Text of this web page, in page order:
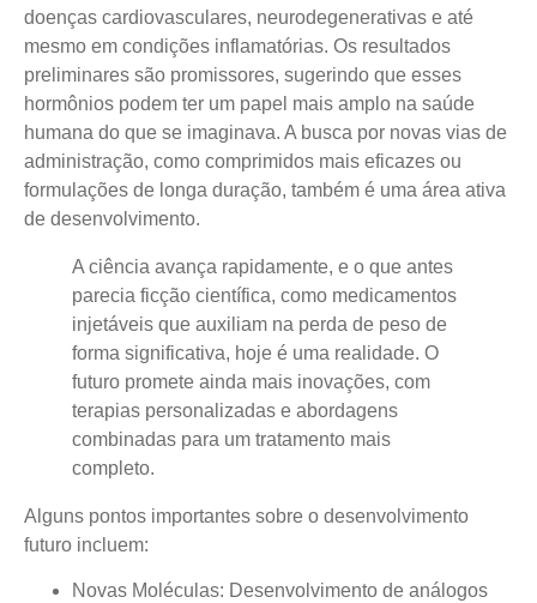
doenças cardiovasculares, neurodegenerativas e até
mesmo em condições inflamatórias. Os resultados
preliminares são promissores, sugerindo que esses
hormônios podem ter um papel mais amplo na saúde
humana do que se imaginava. A busca por novas vias de
administração, como comprimidos mais eficazes ou
formulações de longa duração, também é uma área ativa
de desenvolvimento.
A ciência avança rapidamente, e o que antes
parecia ficção científica, como medicamentos
injetáveis que auxiliam na perda de peso de
forma significativa, hoje é uma realidade. O
futuro promete ainda mais inovações, com
terapias personalizadas e abordagens
combinadas para um tratamento mais
completo.
Alguns pontos importantes sobre o desenvolvimento
futuro incluem:
Novas Moléculas: Desenvolvimento de análogos